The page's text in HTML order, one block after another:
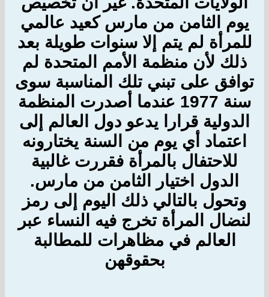
يوم الثامن من مارس كعيد عالمي
للمرأة لم يتم إلا سنوات طويلة بعد
ذلك لأن منظمة الأمم المتحدة لم
توافق على تبني تلك المناسبة سوى
سنة 1977 عندما أصدرت المنظمة
الدولية قرارا يدعو دول العالم إلى
اعتماد أي يوم من السنة يختارونه
للاحتفال بالمرأة فقررت غالبية
الدول اختيار الثامن من مارس.
وتحول بالتالي ذلك
اليوم
إلى رمز
لنضال المرأة تخرج فيه النساء عبر
العالم في مظاهرات للمطالبة
بحقوقهن